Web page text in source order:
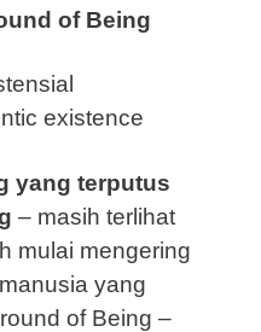
of Being
existence
yang terputus
– masih terlihat
mulai mengering
yang
of Being –